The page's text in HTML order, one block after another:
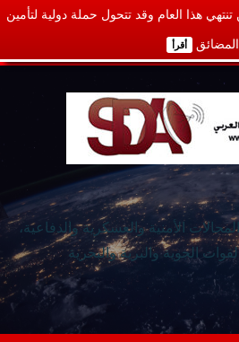
تنتهي هذا العام وقد تتحول حملة دولية لتأمين
المضائق أقرأ
الأمنية والعسكرية والدفاعية،
الجوية والبرية والبحرية